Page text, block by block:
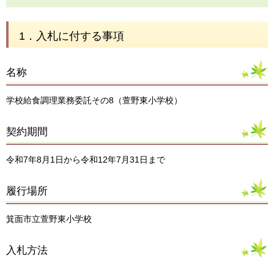
1．入札に付する事項
名称
学校給食調理業務委託その8（萱野東小学校）
契約期間
令和7年8月1日から令和12年7月31日まで
履行場所
箕面市立萱野東小学校
入札方法